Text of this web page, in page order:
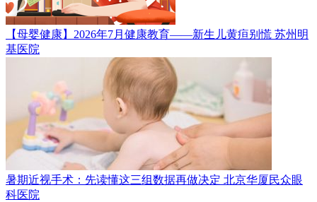
【母婴健康】2026年7月健康教育——新生儿黄疸别慌 苏州明
基医院
暑期近视手术：先读懂这三组数据再做决定 北京华厦民众眼
科医院